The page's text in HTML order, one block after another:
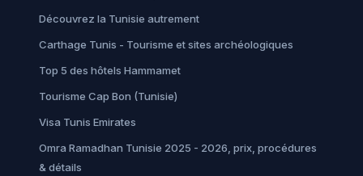
Découvrez la Tunisie autrement
Carthage Tunis - Tourisme et sites archéologiques
Top 5 des hôtels Hammamet
Tourisme Cap Bon (Tunisie)
Visa Tunis Emirates
Omra Ramadhan Tunisie 2025 - 2026, prix, procédures
& détails